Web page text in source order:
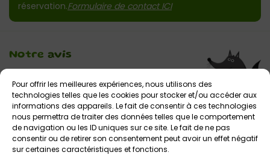
Pour offrir les meilleures expériences, nous utilisons des
technologies telles que les cookies pour stocker et/ou accéder aux
informations des appareils. Le fait de consentir à ces technologies
nous permettra de traiter des données telles que le comportement
de navigation ou les ID uniques sur ce site. Le fait de ne pas
consentir ou de retirer son consentement peut avoir un effet négatif
sur certaines caractéristiques et fonctions.
réservation.Formulaire de contact ICI
Notre avis
plus on peut faire les parcours tout seul
sans adultes. C’est vraiment génial et on
s’est beaucoup amusés. On a même vu
des bébés oiseaux quand on faisait les
parcours. » S. 8 ans